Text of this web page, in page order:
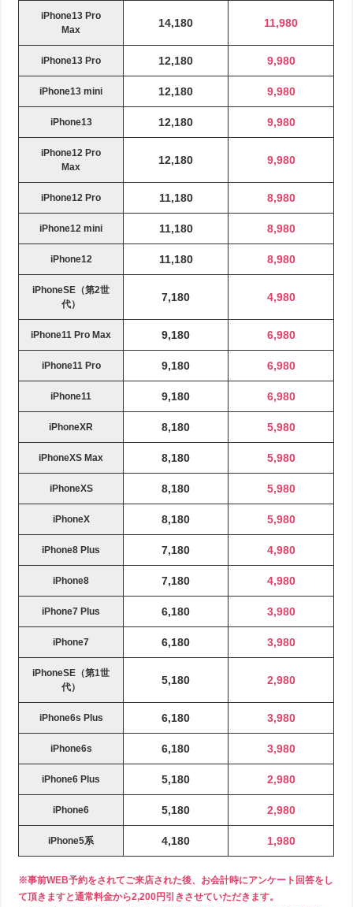
iPhone13 Pro
Max
14,180 11,980
iPhone13 Pro 12,180 9,980
iPhone13 mini 12,180 9,980
iPhone13 12,180 9,980
iPhone12 Pro
Max
12,180 9,980
iPhone12 Pro 11,180 8,980
iPhone12 mini 11,180 8,980
iPhone12 11,180 8,980
iPhoneSE（第2世
代）
7,180 4,980
iPhone11 Pro Max 9,180 6,980
iPhone11 Pro 9,180 6,980
iPhone11 9,180 6,980
iPhoneXR 8,180 5,980
iPhoneXS Max 8,180 5,980
iPhoneXS 8,180 5,980
iPhoneX 8,180 5,980
iPhone8 Plus 7,180 4,980
iPhone8 7,180 4,980
iPhone7 Plus 6,180 3,980
iPhone7 6,180 3,980
iPhoneSE（第1世
代）
5,180 2,980
iPhone6s Plus 6,180 3,980
iPhone6s 6,180 3,980
iPhone6 Plus 5,180 2,980
iPhone6 5,180 2,980
iPhone5系 4,180 1,980
※事前WEB予約をされてご来店された後、お会計時にアンケート回答をし
て頂きますと通常料金から2,200円引きさせていただきます。